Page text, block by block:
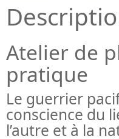
Atelier de
pratique
Le guerrier
conscience du
l’autre et à la